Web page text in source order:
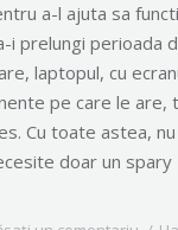
a-l ajuta sa
i prelungi perioada
laptopul, cu
pe care le are,
Cu toate astea,
doar un spary